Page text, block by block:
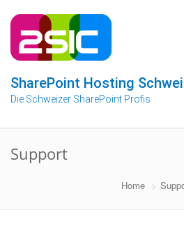
Inhalt
springen
SharePoint Hosting
Die Schweizer SharePoint Profis
Support
Home